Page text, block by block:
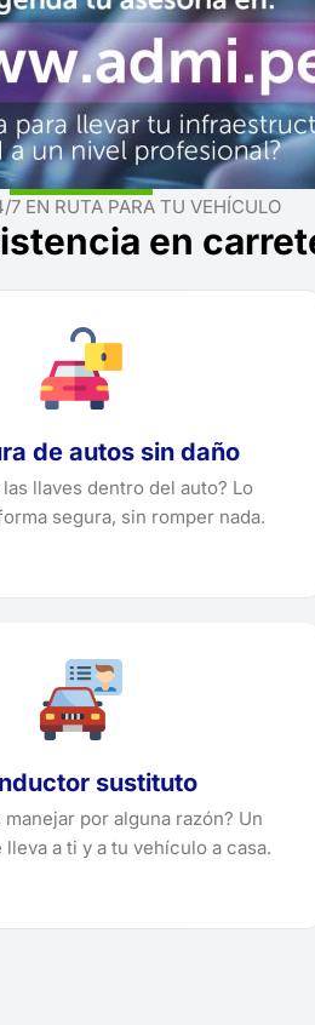
7 EN RUTA PARA TU VEHÍCULO
en
de autos sin daño
llaves dentro del auto? Lo
segura, sin romper nada.
sustituto
por alguna razón? Un
a ti y a tu vehículo a casa.